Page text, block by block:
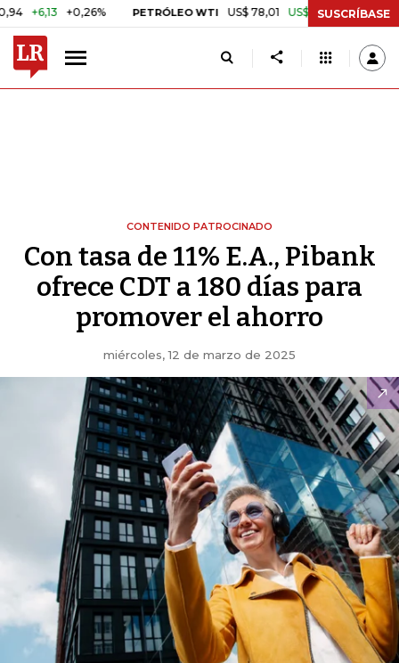
+0,26% PETRÓLEO WTI US$ 78,01 US$ 2,92 +3,89% CAFÉ
SUSCRÍBASE
CONTENIDO PATROCINADO
Con tasa de 11% E.A., Pibank
ofrece CDT a 180 días para
promover el ahorro
miércoles, 12 de marzo de 2025